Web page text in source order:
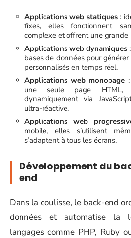
Applications web statiques:
fixes, elles fonctionnent
complexe et offrent une grande
Applications web dynamiques
bases de données pour
personnalisés en temps réel.
Applications web monopage
une seule page HTML,
dynamiquement via
ultra-réactive.
Applications web
mobile, elles s’utilisent
s’adaptent à tous les écrans.
Développement du
end
Dans la coulisse, le back-end
données et automatise la
langages comme PHP, Ruby